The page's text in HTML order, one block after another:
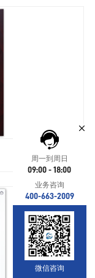
周一到周日
09:00 - 18:00
业务咨询
400-663-2009
微信咨询